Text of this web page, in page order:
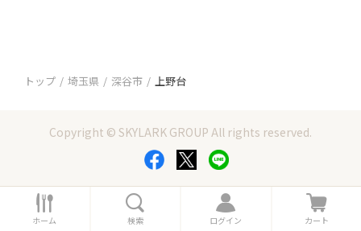
トップ 埼玉県 深谷市 上野台
Copyright © SKYLARK GROUP All rights reserved.
ホ
ー
ホーム 索
検索
ロ
グ
ログイン
カ
ー
カート